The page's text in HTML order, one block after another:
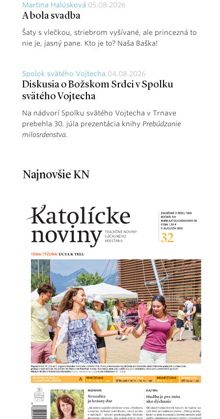
Martina Halúsková 05.08.2026
A bola svadba
Šaty s vlečkou, striebrom vyšívané, ale princezná to
nie je, jasný pane. Kto je to? Naša Baška!
Spolok svätého Vojtecha 04.08.2026
Diskusia o Božskom Srdci v Spolku
svätého Vojtecha
Na nádvorí Spolku svätého Vojtecha v Trnave
prebehla 30. júla prezentácia knihy Prebúdzanie
milosrdenstva.
Najnovšie KN